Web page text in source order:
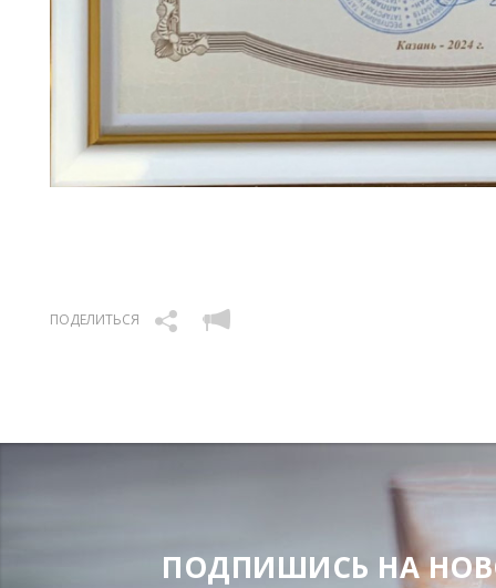
ПОДЕЛИТЬСЯ
ПОДПИШИСЬ НА